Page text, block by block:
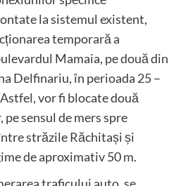
la sistemul existent,
temporară a
Mamaia, pe două din
Delfinariu, în perioada 25 –
vor fi blocate două
pe sensul de mers spre
străzile Răchitași și
de aproximativ 50 m.